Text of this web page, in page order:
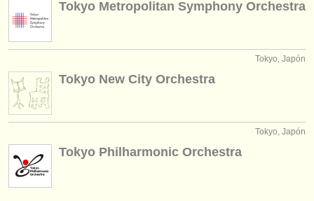
Tokyo Metropolitan Symphony Orchestra
Tokyo, Japón
Tokyo New City Orchestra
Tokyo, Japón
Tokyo Philharmonic Orchestra